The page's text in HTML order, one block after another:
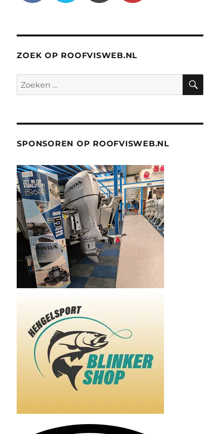
ZOEK OP ROOFVISWEB.NL
Zoeken
naar:
SPONSOREN OP ROOFVISWEB.NL